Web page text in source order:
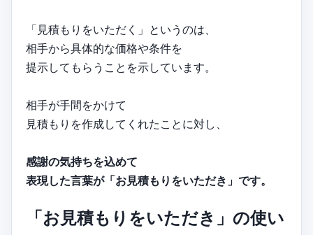
「見積もりをいただく」というのは、
相手から具体的な価格や条件を
提示してもらうことを示しています。
相手が手間をかけて
見積もりを作成してくれたことに対し、
感謝の気持ちを込めて
表現した言葉が「お見積もりをいただき」です。
「お見積もりをいただき」の使い